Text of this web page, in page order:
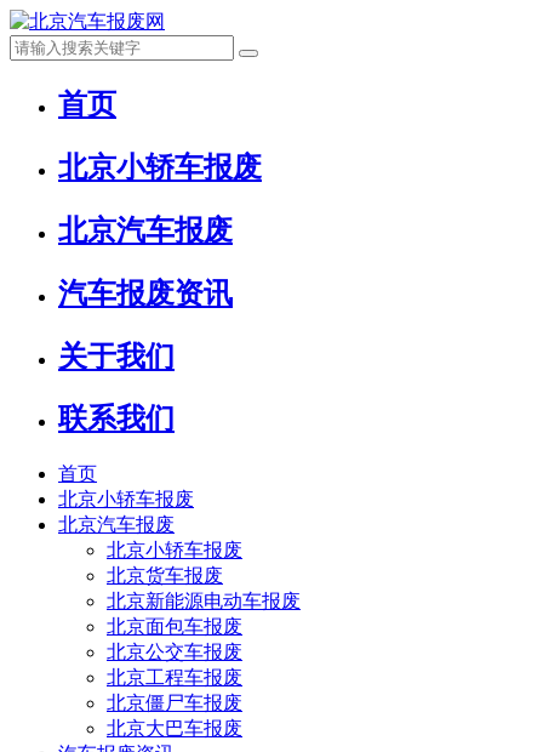
首页
北京小轿车报废
北京汽车报废
汽车报废资讯
关于我们
联系我们
首页
北京小轿车报废
北京汽车报废
北京小轿车报废
北京货车报废
北京新能源电动车报废
北京面包车报废
北京公交车报废
北京工程车报废
北京僵尸车报废
北京大巴车报废